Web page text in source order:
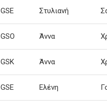
GSE Στυλιανή
GSO Άννα
GSK Άννα
GSE Ελένη